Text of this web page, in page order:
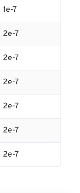
1e-7
2e-7
2e-7
2e-7
2e-7
2e-7
2e-7